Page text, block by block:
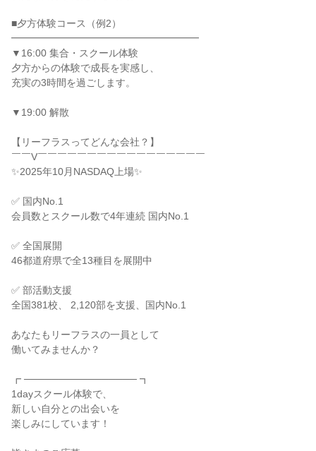
■夕方体験コース（例2）
━━━━━━━━━━━━━━━━━━━
▼16:00 集合・スクール体験
夕方からの体験で成長を実感し、
充実の3時間を過ごします。
▼19:00 解散
【リーフラスってどんな会社？】
￣￣V￣￣￣￣￣￣￣￣￣￣￣￣￣￣￣￣￣
✨2025年10月NASDAQ上場✨
✅ 国内No.1
会員数とスクール数で4年連続 国内No.1
✅ 全国展開
46都道府県で全13種目を展開中
✅ 部活動支援
全国381校、 2,120部を支援、国内No.1
あなたもリーフラスの一員として
働いてみませんか？
┏ ──────────────── ┓
1dayスクール体験で、
新しい自分との出会いを
楽しみにしています！